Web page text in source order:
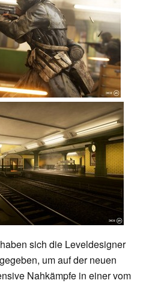
sich die Leveldesigner
um auf der neuen
Nahkämpfe in einer vom